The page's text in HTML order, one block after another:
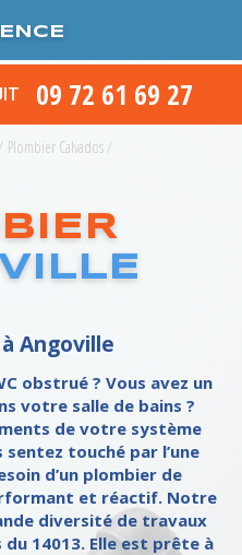
09 72 61 69 27
Plombier Calvados/
Angoville
obstrué ? Vous avez un
votre salle de bains ?
de votre système
touché par l’une
d’un plombier de
et réactif. Notre
diversité de travaux
14013. Elle est prête à